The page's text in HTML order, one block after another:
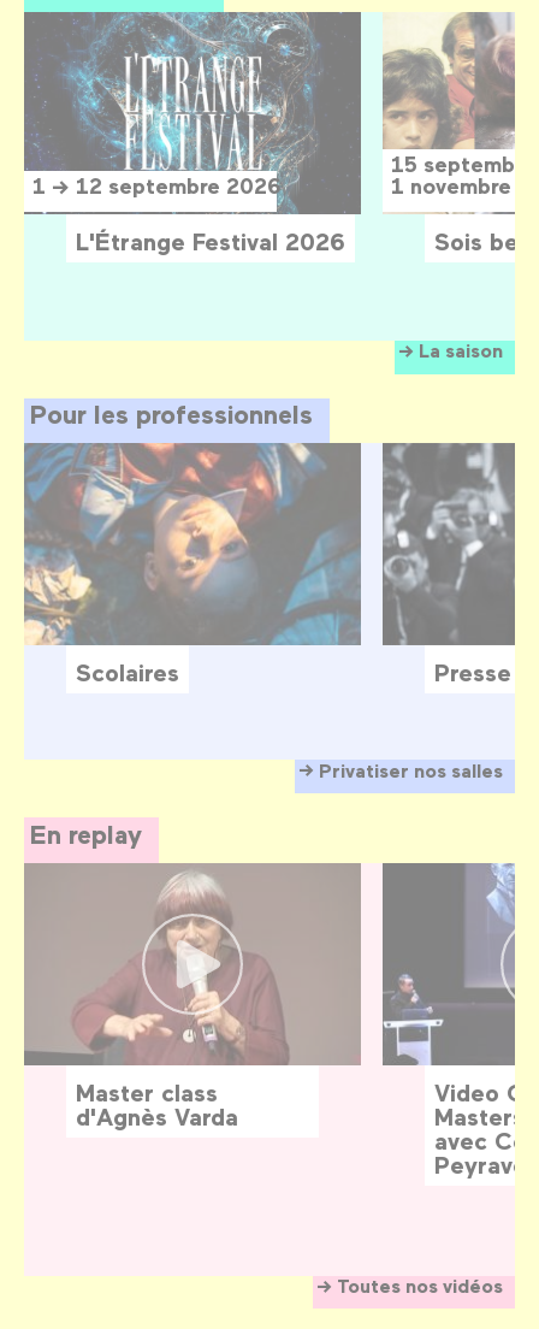
La saison
1 → 12 septembre 2026
L'Étrange Festival 2026
15
1 novembre
Sois
Pour les professionnels
Privatiser nos salles
Scolaires Presse
En replay
Toutes nos vidéos
Master class
d'Agnès Varda
Video
avec